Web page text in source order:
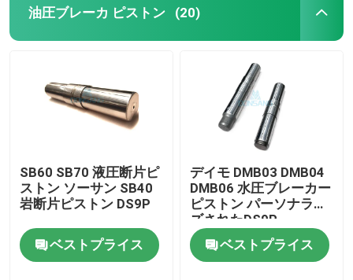
油圧ブレーカ ピストン (20)
SB60 SB70 液圧断片ピ
ストン ソーサン SB40
岩断片ピストン DS9P
ベストプライス
デイモ DMB03 DMB04
DMB06 水圧ブレーカー
ピストン パーソナライ
ズされたDS9P
ベストプライス